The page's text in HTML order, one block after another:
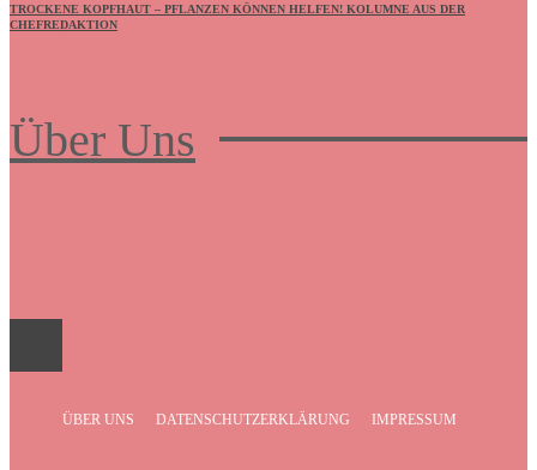
TROCKENE KOPFHAUT – PFLANZEN KÖNNEN HELFEN! KOLUMNE AUS DER
CHEFREDAKTION
Über Uns
ÜBER UNS DATENSCHUTZERKLÄRUNG IMPRESSUM